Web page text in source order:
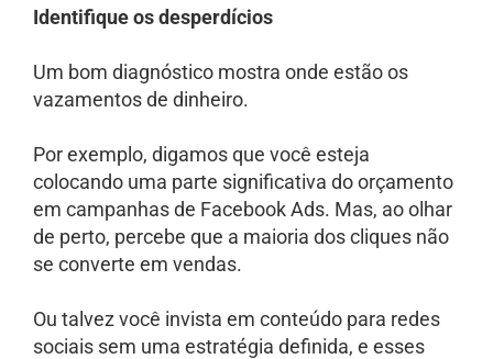
Identifique os desperdícios
Um bom diagnóstico mostra onde estão os
vazamentos de dinheiro.
Por exemplo, digamos que você esteja
colocando uma parte significativa do orçamento
em campanhas de Facebook Ads. Mas, ao olhar
de perto, percebe que a maioria dos cliques não
se converte em vendas.
Ou talvez você invista em conteúdo para redes
sociais sem uma estratégia definida, e esses